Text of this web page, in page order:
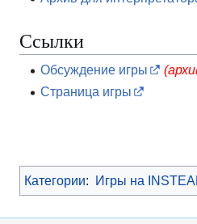
Ссылки
Обсуждение игры
Страница игры
Категории: Игры на